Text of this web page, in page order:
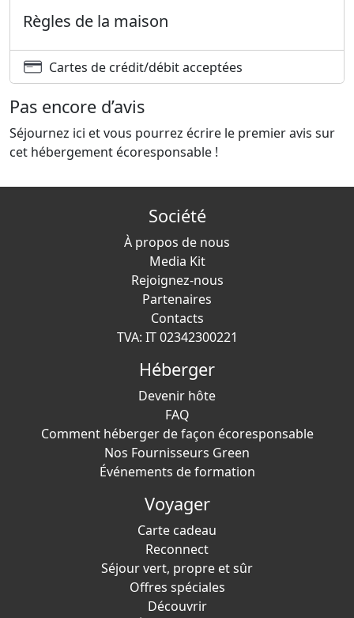
Règles de la maison
Cartes de crédit/débit acceptées
Pas encore d’avis
Séjournez ici et vous pourrez écrire le premier avis sur
cet hébergement écoresponsable !
Société
À propos de nous
Media Kit
Rejoignez-nous
Partenaires
Contacts
TVA: IT 02342300221
Héberger
Devenir hôte
FAQ
Comment héberger de façon écoresponsable
Nos Fournisseurs Green
Événements de formation
Voyager
Carte cadeau
Reconnect
Séjour vert, propre et sûr
Offres spéciales
Découvrir